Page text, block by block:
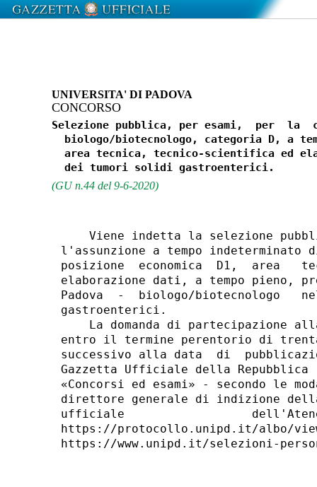
UNIVERSITA' DI PADOVA
CONCORSO
Selezione pubblica, per esami,  per  la
biologo/biotecnologo, categoria D, a
area tecnica, tecnico-scientifica ed
(GU n.44 del 9-6-2020)
Viene indetta la selezione
l'assunzione a tempo
posizione  economica  D1,  area
elaborazione dati, a tempo pieno,
Padova  -  biologo/biotecnologo
gastroenterici.
La domanda di partecipazione
entro il termine perentorio di
successivo alla data  di
Gazzetta Ufficiale della
«Concorsi ed esami» - secondo le
direttore generale di indizione
ufficiale
https://protocollo.unipd.it/albo/
https://www.unipd.it/selezioni-